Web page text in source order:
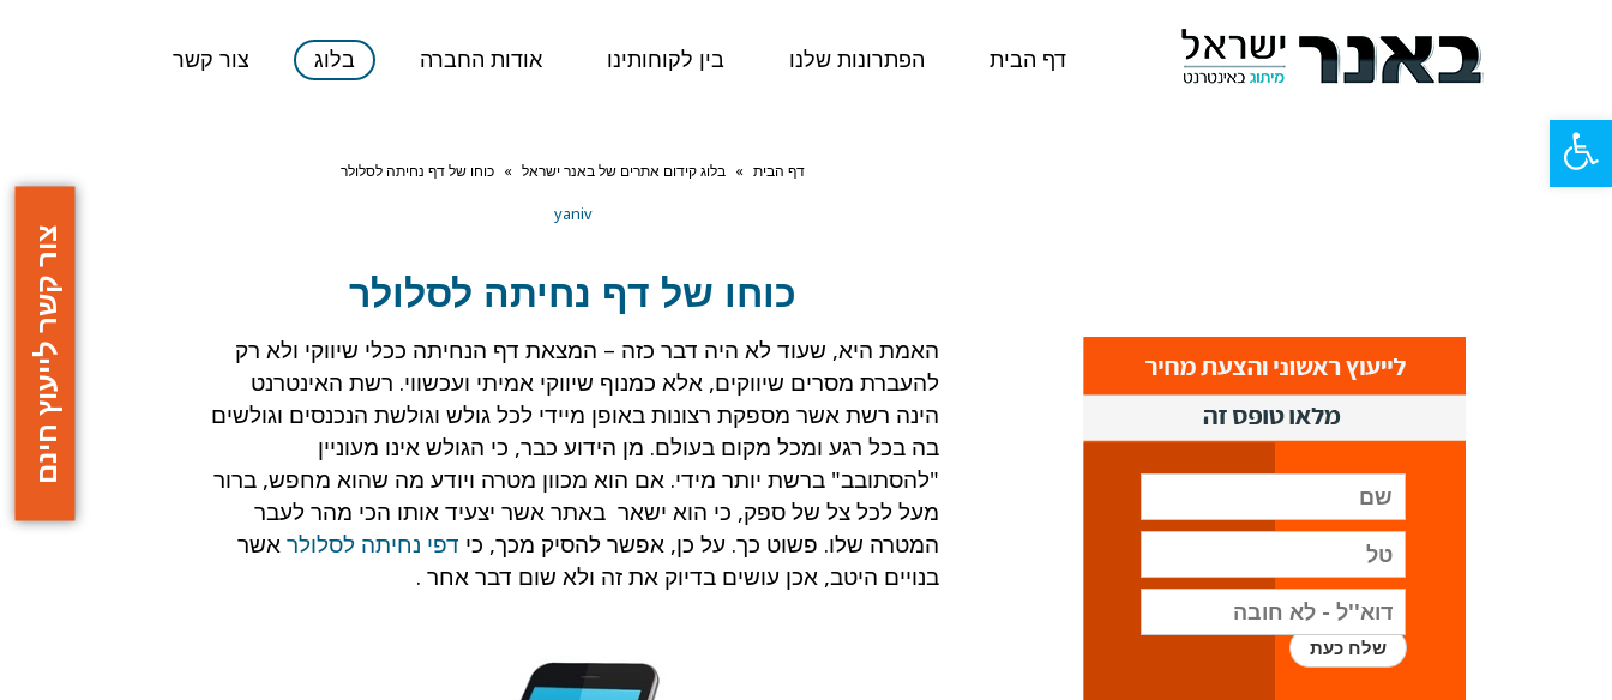
פתח
סרגל
דף הבית הפתרונות שלנו בין לקוחותינו אודות החברה בלוג צור קשר
דף הבית » בלוג קידום אתרים של באנר ישראל » כוחו של דף נחיתה לסלולר
yaniv
כוחו של דף נחיתה לסלולר
האמת היא, שעוד לא היה דבר כזה – המצאת דף הנחיתה ככלי שיווקי ולא רק
להעברת מסרים שיווקים, אלא כמנוף שיווקי אמיתי ועכשווי. רשת האינטרנט
הינה רשת אשר מספקת רצונות באופן מיידי לכל גולש וגולשת הנכנסים וגולשים
בה בכל רגע ומכל מקום בעולם. מן הידוע כבר, כי הגולש אינו מעוניין
"להסתובב" ברשת יותר מידי. אם הוא מכוון מטרה ויודע מה שהוא מחפש, ברור
מעל לכל צל של ספק, כי הוא ישאר באתר אשר יצעיד אותו הכי מהר לעבר
המטרה שלו. פשוט כך. על כן, אפשר להסיק מכך, כי דפי נחיתה לסלולר אשר
בנויים היטב, אכן עושים בדיוק את זה ולא שום דבר אחר .
צור קשר לייעוץ חינם